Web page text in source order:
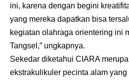
ini, karena dengan begini
yang mereka dapatkan bisa
kegiatan olahraga orientering ini
Tangsel,” ungkapnya.
Sekedar diketahui CIARA
ekstrakulikuler pecinta alam